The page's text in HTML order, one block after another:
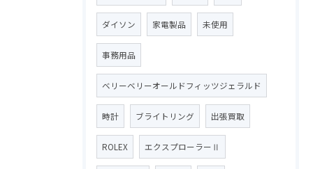
ダイソン 家電製品 未使用
事務用品
ベリーベリーオールドフィッツジェラルド
時計 ブライトリング 出張買取
ROLEX エクスプローラーⅡ